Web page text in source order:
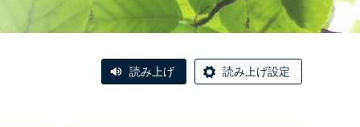
読み上げ 読み上げ設定